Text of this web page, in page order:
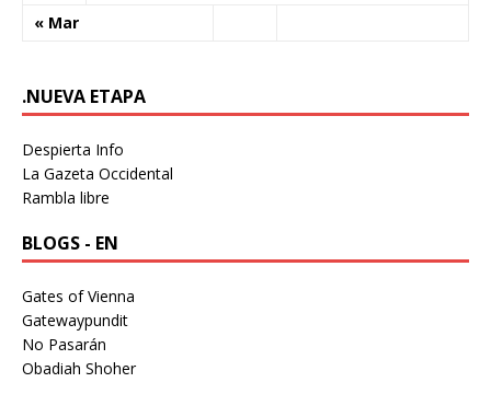
« Mar
.NUEVA ETAPA
Despierta Info
La Gazeta Occidental
Rambla libre
BLOGS - EN
Gates of Vienna
Gatewaypundit
No Pasarán
Obadiah Shoher